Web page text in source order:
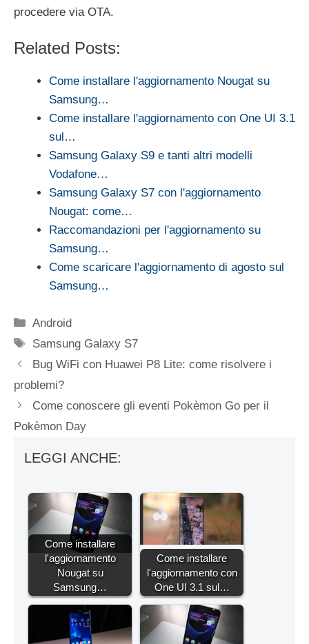
procedere via OTA.
Related Posts:
Come installare l'aggiornamento Nougat su
Samsung…
Come installare l'aggiornamento con One UI 3.1
sul…
Samsung Galaxy S9 e tanti altri modelli
Vodafone…
Samsung Galaxy S7 con l'aggiornamento
Nougat: come…
Raccomandazioni per l'aggiornamento su
Samsung…
Come scaricare l'aggiornamento di agosto sul
Samsung…
Categorie
Android
Tag
Samsung Galaxy S7
Bug WiFi con Huawei P8 Lite: come risolvere i
problemi?
Come conoscere gli eventi Pokèmon Go per il
Pokèmon Day
LEGGI ANCHE:
Come installare
l'aggiornamento
Nougat su
Samsung…
Come installare
l'aggiornamento con
One UI 3.1 sul…